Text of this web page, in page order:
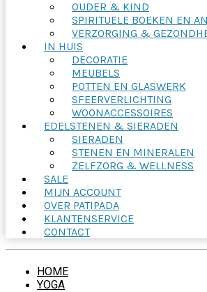
OUDER & KIND
SPIRITUELE BOEKEN EN
VERZORGING &
IN HUIS
DECORATIE
MEUBELS
POTTEN EN GLASWERK
SFEERVERLICHTING
WOONACCESSOIRES
EDELSTENEN & SIERADEN
SIERADEN
STENEN EN MINERALEN
ZELFZORG & WELLNESS
SALE
MIJN ACCOUNT
OVER PATIPADA
KLANTENSERVICE
CONTACT
HOME
YOGA